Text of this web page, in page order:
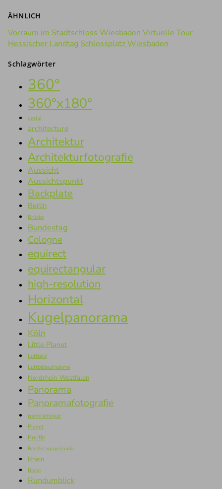
ÄHNLICH
Vorraum im Stadtschloss Wiesbaden Virtuelle Tour
Hessischer Landtag Schlossplatz Wiesbaden
Schlagwörter
360°
360°x180°
aerial
architecture
Architektur
Architekturfotografie
Aussicht
Aussichtspunkt
Backplate
Berlin
Brücke
Bundestag
Cologne
equirect
equirectangular
high-resolution
Horizontal
Kugelpanorama
Köln
Little Planet
Luftbild
Luftbildaufnahme
Nordrhein-Westfalen
Panorama
Panoramafotografie
panoramique
Planet
Politik
Reichstagsgebäude
Rhein
Rhine
Rundumblick